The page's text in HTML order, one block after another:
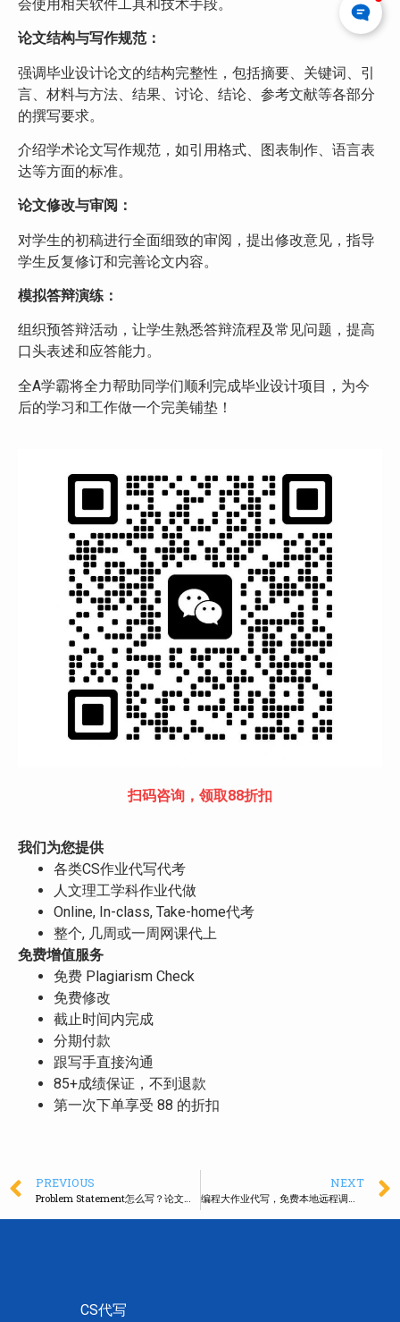
会使用相关软件工具和技术手段。
论文结构与写作规范：
强调毕业设计论文的结构完整性，包括摘要、关键词、引
言、材料与方法、结果、讨论、结论、参考文献等各部分
的撰写要求。
介绍学术论文写作规范，如引用格式、图表制作、语言表
达等方面的标准。
论文修改与审阅：
对学生的初稿进行全面细致的审阅，提出修改意见，指导
学生反复修订和完善论文内容。
模拟答辩演练：
组织预答辩活动，让学生熟悉答辩流程及常见问题，提高
口头表述和应答能力。
全A学霸将全力帮助同学们顺利完成毕业设计项目，为今
后的学习和工作做一个完美铺垫！
扫码咨询，领取88折扣
我们为您提供
各类CS作业代写代考
人文理工学科作业代做
Online, In-class, Take-home代考
整个, 几周或一周网课代上
免费增值服务
免费 Plagiarism Check
免费修改
截止时间内完成
分期付款
跟写手直接沟通
85+成绩保证，不到退款
第一次下单享受 88 的折扣
PREVIOUS
Problem Statement怎么写？论文撰写代写，满分服务来了！
NEXT
编程大作业代写，免费本地远程调试，原创优质代码
CS代写